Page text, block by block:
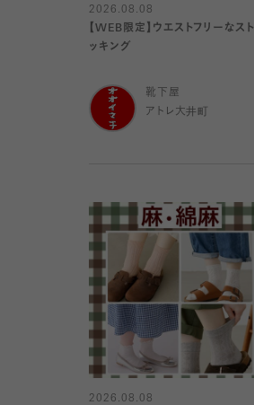
2026.08.08
【WEB限定】ウエストフリーなスト
ッキング
靴下屋
アトレ大井町
2026.08.08